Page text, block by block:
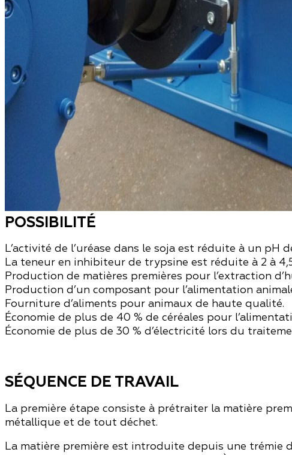
POSSIBILITÉ
L’activité de l’uréase dans le soja est réduite à un pH
La teneur en inhibiteur de trypsine est réduite à 2 à
Production de matières premières pour l’extraction
Production d’un composant pour l’alimentation
Fourniture d’aliments pour animaux de haute qualité.
Économie de plus de 40 % de céréales pour
Économie de plus de 30 % d’électricité lors du
SÉQUENCE DE TRAVAIL
La première étape consiste à prétraiter la matière
métallique et de tout déchet.
La matière première est introduite depuis une trémie